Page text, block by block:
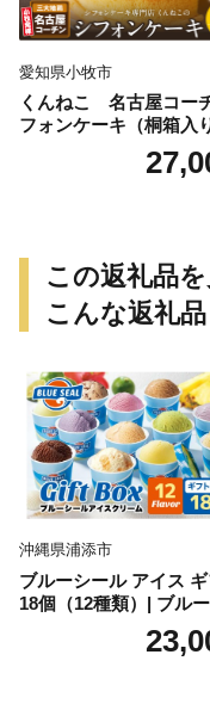
愛知県小牧市
くんねこ 名古屋コー
フォンケーキ（桐箱入
この返礼品
こんな返礼
沖縄県浦添市
ブルーシール アイス ギ
18個（12種類）| ブル
ルアイス ブルーシール
スクリーム 着日指定可